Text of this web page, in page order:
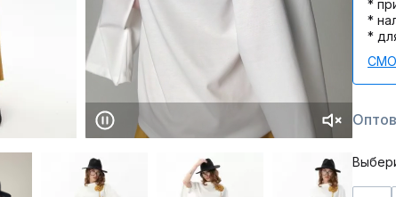
*
*
*